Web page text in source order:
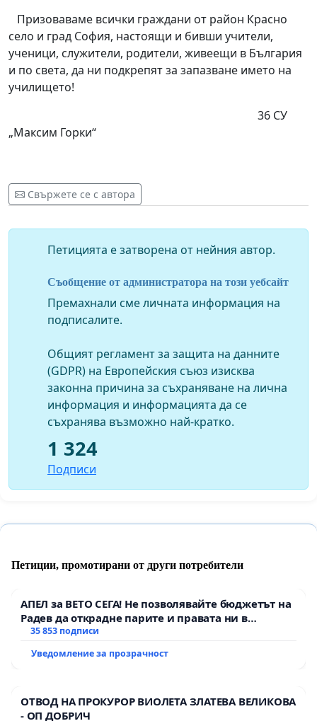
Призоваваме всички граждани от район Красно
село и град София, настоящи и бивши учители,
ученици, служители, родители, живеещи в България
и по света, да ни подкрепят за запазване името на
училището!
36 СУ
„Максим Горки“
Свържете се с автора
Петицията е затворена от нейния автор.
Съобщение от администратора на този уебсайт
Премахнали сме личната информация на
подписалите.
Общият регламент за защита на данните
(GDPR) на Европейския съюз изисква
законна причина за съхраняване на лична
информация и информацията да се
съхранява възможно най-кратко.
1 324
Подписи
Петиции, промотирани от други потребители
АПЕЛ за ВЕТО СЕГА! Не позволявайте бюджетът на
Радев да открадне парите и правата ни в
тъмното
35 853 подписи
Уведомление за прозрачност
ОТВОД НА ПРОКУРОР ВИОЛЕТА ЗЛАТЕВА ВЕЛИКОВА
- ОП ДОБРИЧ